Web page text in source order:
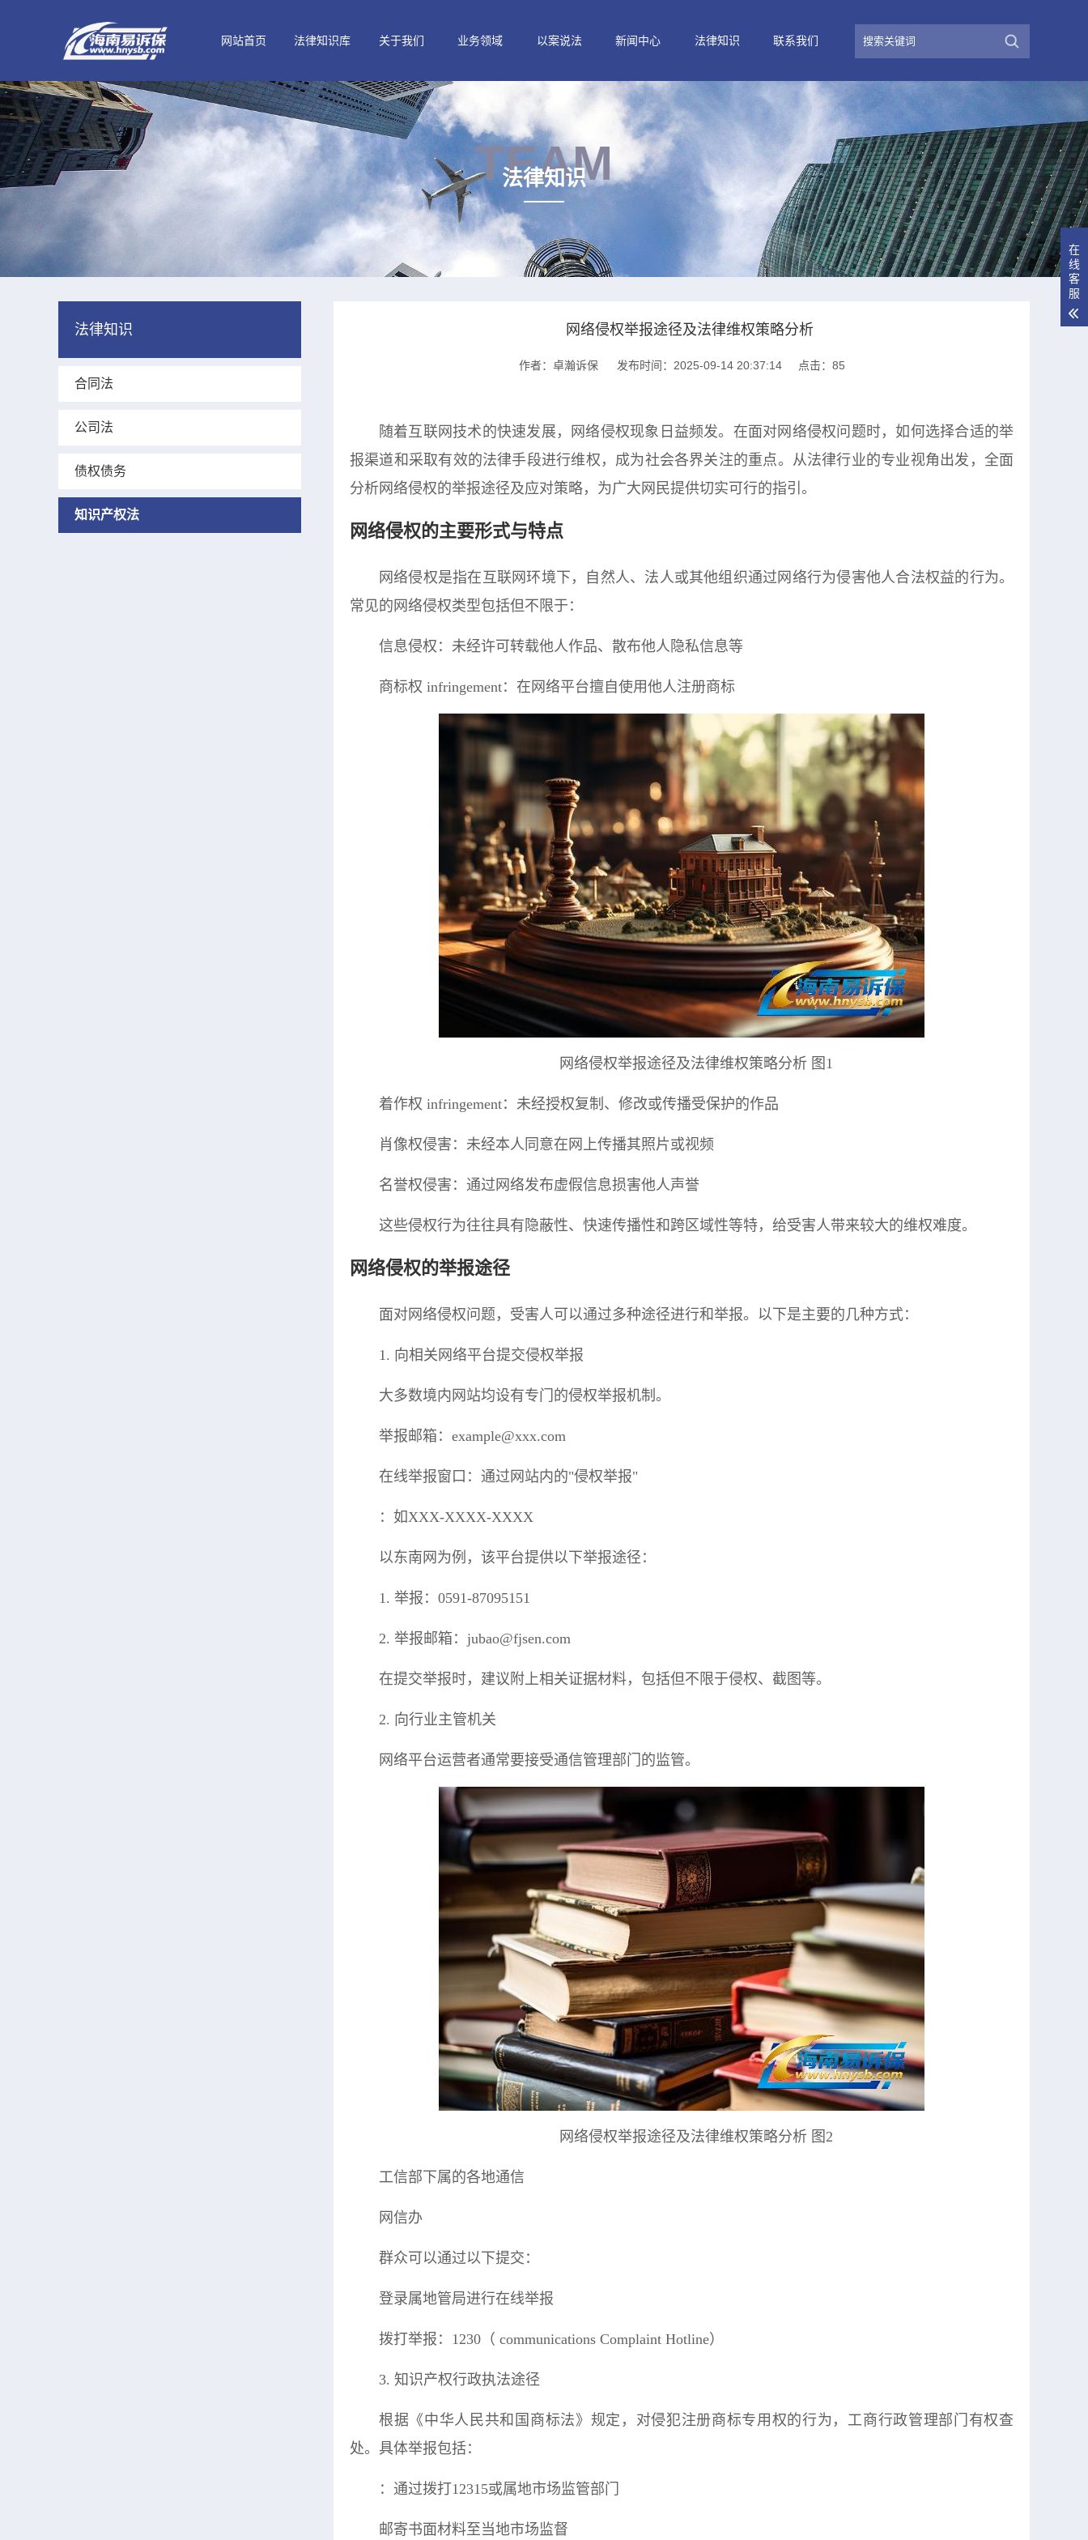
网站首页 法律知识库 关于我们 业务领域 以案说法 新闻中心 法律知识 联系我们
TEAM
法律知识
法律知识
合同法
公司法
债权债务
知识产权法
网络侵权举报途径及法律维权策略分析
作者：卓瀚诉保 发布时间：2025-09-14 20:37:14 点击：85
随着互联网技术的快速发展，网络侵权现象日益频发。在面对网络侵权问题时，如何选择合适的举
报渠道和采取有效的法律手段进行维权，成为社会各界关注的重点。从法律行业的专业视角出发，全面
分析网络侵权的举报途径及应对策略，为广大网民提供切实可行的指引。
网络侵权的主要形式与特点
网络侵权是指在互联网环境下，自然人、法人或其他组织通过网络行为侵害他人合法权益的行为。
常见的网络侵权类型包括但不限于：
信息侵权：未经许可转载他人作品、散布他人隐私信息等
商标权 infringement：在网络平台擅自使用他人注册商标
网络侵权举报途径及法律维权策略分析 图1
着作权 infringement：未经授权复制、修改或传播受保护的作品
肖像权侵害：未经本人同意在网上传播其照片或视频
名誉权侵害：通过网络发布虚假信息损害他人声誉
这些侵权行为往往具有隐蔽性、快速传播性和跨区域性等特，给受害人带来较大的维权难度。
网络侵权的举报途径
面对网络侵权问题，受害人可以通过多种途径进行和举报。以下是主要的几种方式：
1. 向相关网络平台提交侵权举报
大多数境内网站均设有专门的侵权举报机制。
举报邮箱：example@xxx.com
在线举报窗口：通过网站内的"侵权举报"
：如XXX-XXXX-XXXX
以东南网为例，该平台提供以下举报途径：
1. 举报：0591-87095151
2. 举报邮箱：jubao@fjsen.com
在提交举报时，建议附上相关证据材料，包括但不限于侵权、截图等。
2. 向行业主管机关
网络平台运营者通常要接受通信管理部门的监管。
网络侵权举报途径及法律维权策略分析 图2
工信部下属的各地通信
网信办
群众可以通过以下提交：
登录属地管局进行在线举报
拨打举报：1230（ communications Complaint Hotline）
3. 知识产权行政执法途径
根据《中华人民共和国商标法》规定，对侵犯注册商标专用权的行为，工商行政管理部门有权查
处。具体举报包括：
：通过拨打12315或属地市场监管部门
邮寄书面材料至当地市场监督
在
线
客
服